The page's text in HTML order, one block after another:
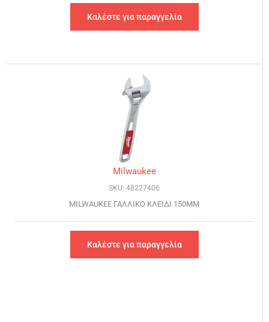
Καλέστε για παραγγελία
Milwaukee
SKU: 48227406
MILWAUKEE ΓΑΛΛΙΚΟ ΚΛΕΙΔΙ 150MM
Καλέστε για παραγγελία